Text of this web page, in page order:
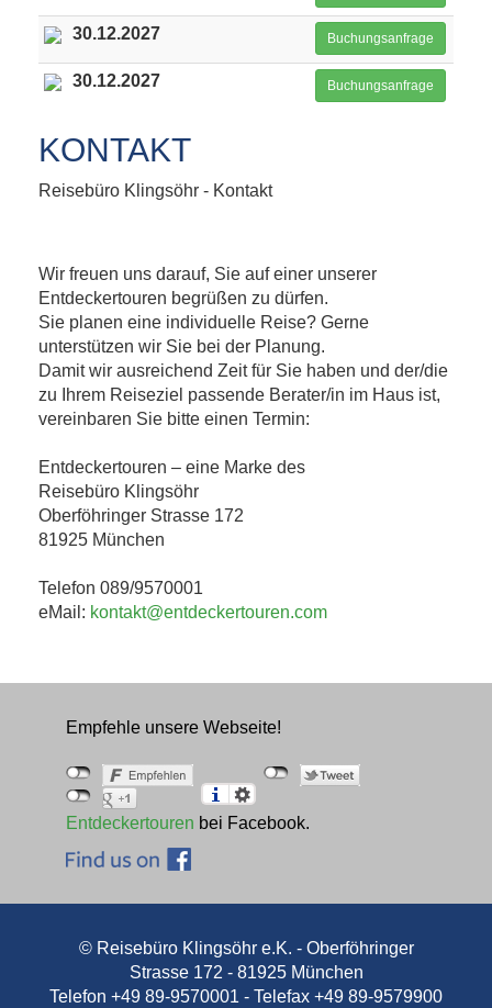
30.12.2027 Buchungsanfrage
30.12.2027 Buchungsanfrage
KONTAKT
Reisebüro Klingsöhr - Kontakt
Wir freuen uns darauf, Sie auf einer unserer
Entdeckertouren begrüßen zu dürfen.
Sie planen eine individuelle Reise? Gerne
unterstützen wir Sie bei der Planung.
Damit wir ausreichend Zeit für Sie haben und der/die
zu Ihrem Reiseziel passende Berater/in im Haus ist,
vereinbaren Sie bitte einen Termin:
Entdeckertouren – eine Marke des
Reisebüro Klingsöhr
Oberföhringer Strasse 172
81925 München
Telefon 089/9570001
eMail: kontakt@entdeckertouren.com
Empfehle unsere Webseite!
Entdeckertouren bei Facebook.
© Reisebüro Klingsöhr e.K. - Oberföhringer
Strasse 172 - 81925 München
Telefon +49 89-9570001 - Telefax +49 89-9579900